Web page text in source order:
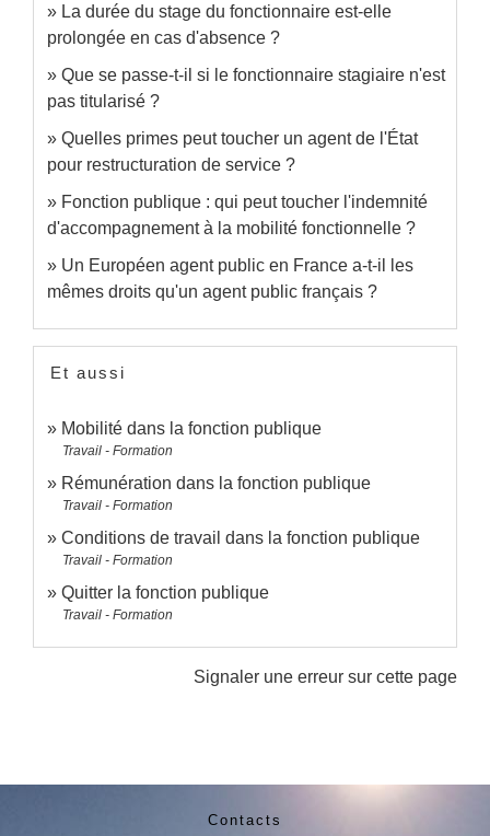
La durée du stage du fonctionnaire est-elle
prolongée en cas d'absence ?
Que se passe-t-il si le fonctionnaire stagiaire n'est
pas titularisé ?
Quelles primes peut toucher un agent de l'État
pour restructuration de service ?
Fonction publique : qui peut toucher l'indemnité
d'accompagnement à la mobilité fonctionnelle ?
Un Européen agent public en France a-t-il les
mêmes droits qu'un agent public français ?
Et aussi
Mobilité dans la fonction publique
Travail - Formation
Rémunération dans la fonction publique
Travail - Formation
Conditions de travail dans la fonction publique
Travail - Formation
Quitter la fonction publique
Travail - Formation
Signaler une erreur sur cette page
Contacts